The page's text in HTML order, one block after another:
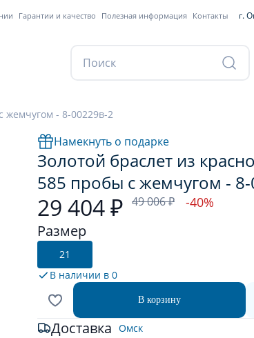
Гарантии и качество Полезная информация Контакты г.
жемчугом - 8-00229в-2
Намекнуть о подарке
Золотой браслет из
585 пробы с жемчугом -
29 404 ₽ 49 006 ₽ -40%
Размер
21
В наличии в 0
В корзину
Доставка Омск